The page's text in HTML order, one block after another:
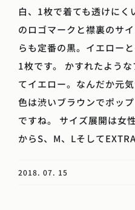
白、1枚で着ても透けにく
のロゴマークと襟裏のサ
らも定番の黒。イエロー
1枚です。 かすれたよう
てイエロー。なんだか元
色は渋いブラウンでポッ
ですね。 サイズ展開は女
からS、M、Lそして
2018. 07. 15